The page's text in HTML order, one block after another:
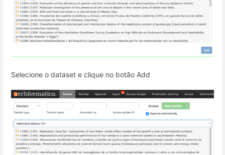
Selecione o dataset e clique no botão Add